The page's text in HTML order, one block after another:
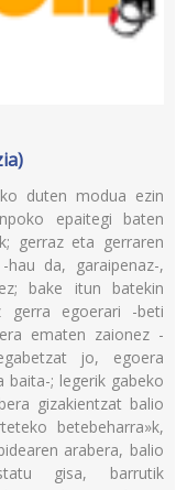
duten modua ezin
epaitegi baten
gerraz eta gerraren
da, garaipenaz-,
bake itun batekin
egoerari -beti
ematen zaionez -
jo, egoera
baita-; legerik gabeko
gizakientzat balio
betebeharra»k,
arabera, balio
gisa, barrutik